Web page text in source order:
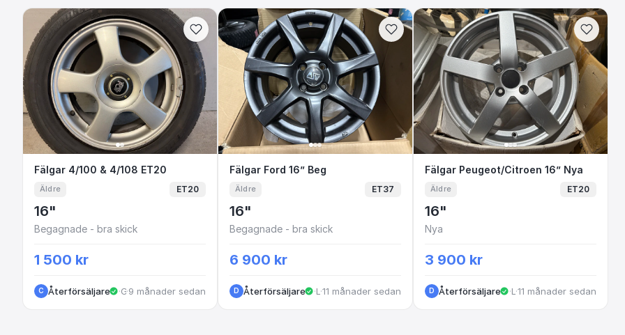
Fälgar 4/100 & 4/108 ET20
Fälgar 4/100 & 4/108 ET20
Äldre ET20
16"
Begagnade - bra skick
1 500 kr
C Återförsäljare · Göteborg
·9 månader sedan
Fälgar Ford 16” Beg
Fälgar Ford 16” Beg
Äldre ET37
16"
Begagnade - bra skick
6 900 kr
D Återförsäljare · Landvetter
·11 månader sedan
Fälgar Peugeot/Citroen 16”
Fälgar Peugeot/Citroen 16” Nya
Äldre ET20
16"
Nya
3 900 kr
D Återförsäljare · Landvetter
·11 månader sedan